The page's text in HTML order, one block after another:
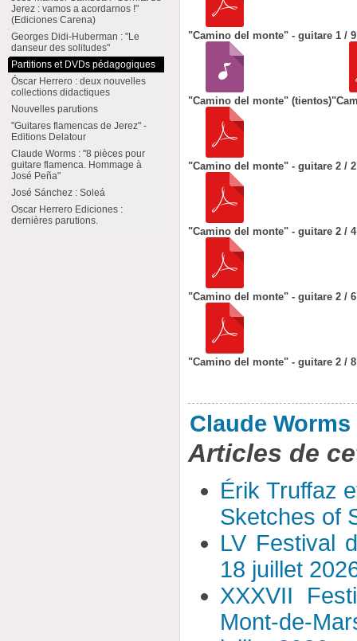
"Camino del monte" - guitare 1 / 9
"Camino del monte" (tientos)
"Camino del monte" - guitare 2 / 2
"Camino del monte" - guitare 2 / 4
"Camino del monte" - guitare 2 / 6
"Camino del monte" - guitare 2 / 8
Claude Worms
Articles de
Érik Truffaz
Sketches of
LV Festival
18 juillet
XXXVII
Mont-de-
Jerez : vamos a acordarnos !"
(Ediciones Carena)
Georges Didi-Huberman : "Le
danseur des solitudes"
Partitions et DVDs pédagogiques
Óscar Herrero : deux nouvelles
collections didactiques
Nouvelles parutions
"Guitares flamencas de Jerez" -
Editions Delatour
Claude Worms : "8 pièces pour
guitare flamenca. Hommage à
José Peña"
José Sánchez : Soleá
Oscar Herrero Ediciones :
dernières parutions.